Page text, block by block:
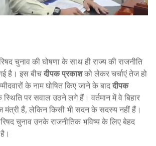
चुनाव की घोषणा के साथ ही राज्य की राजनीति
है। इस बीचदीपक प्रकाशको लेकर चर्चाएं तेज हो
के नाम घोषित किए जाने के बाददीपक
पर सवाल उठने लगे हैं। वर्तमान में वे बिहार
मंत्री हैं, लेकिन किसी भी सदन के सदस्य नहीं हैं।
चुनाव उनके राजनीतिक भविष्य के लिए बेहद